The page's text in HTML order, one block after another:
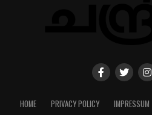
HOME PRIVACY POLICY IMPRESSUM